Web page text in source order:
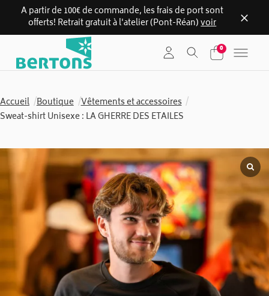
A partir de 100€ de commande, les frais de port sont
offerts! Retrait gratuit à l'atelier (Pont-Réan)voir
content
0
Accueil /Boutique /Vêtements et accessoires /
Sweat-shirt Unisexe : LA GHERRE DES ETAILES